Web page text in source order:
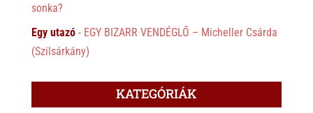
sonka?
Egy utazó- EGY BIZARR VENDÉGLŐ – Micheller Csárda
(Szilsárkány)
KATEGÓRIÁK